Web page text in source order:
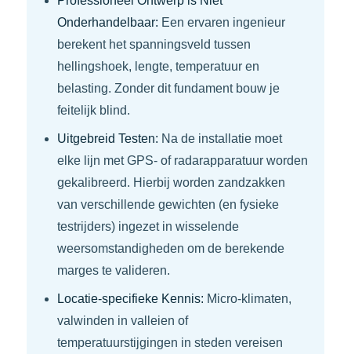
Onderhandelbaar: Een ervaren ingenieur
berekent het spanningsveld tussen
hellingshoek, lengte, temperatuur en
belasting. Zonder dit fundament bouw je
feitelijk blind.
Uitgebreid Testen: Na de installatie moet
elke lijn met GPS- of radarapparatuur worden
gekalibreerd. Hierbij worden zandzakken
van verschillende gewichten (en fysieke
testrijders) ingezet in wisselende
weersomstandigheden om de berekende
marges te valideren.
Locatie-specifieke Kennis: Micro-klimaten,
valwinden in valleien of
temperatuurstijgingen in steden vereisen